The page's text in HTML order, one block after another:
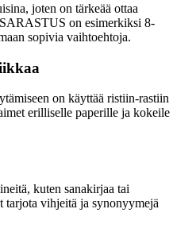
joten on tärkeää ottaa
on esimerkiksi 8-
sopivia vaihtoehtoja.
on käyttää ristiin-rastiin
erilliselle paperille ja kokeile
kuten sanakirjaa tai
vihjeitä ja synonyymejä